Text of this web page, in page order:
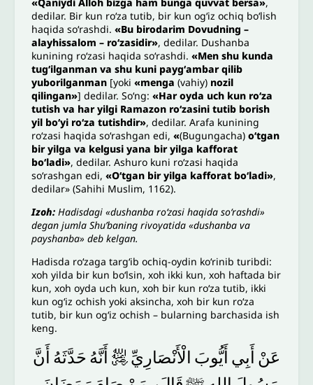
dedilar. Bir kun roʻza tutib, bir kun ogʻiz ochiq boʻlish
haqida soʻrashdi.«Bu birodarim Dovudning –
alayhissalom – roʻzasidir», dedilar. Dushanba
kunining roʻzasi haqida soʻrashdi.«Men shu kunda
tugʻilganman va shu kuni paygʻambar qilib
yuborilganman [yoki«menga (vahiy) nozil
qilingan»] dedilar. Soʻng:«Har oyda uch kun roʻza
tutish va har yilgi Ramazon roʻzasini tutib borish
yil boʻyi roʻza tutishdir», dedilar. Arafa kunining
roʻzasi haqida soʻrashgan edi,«(Bugungacha)oʻtgan
bir yilga va kelgusi yana bir yilga kafforat
boʻladi», dedilar. Ashuro kuni roʻzasi haqida
soʻrashgan edi,«Oʻtgan bir yilga kafforat boʻladi»,
dedilar» (Sahihi Muslim, 1162).
Izoh: Hadisdagi «dushanba roʻzasi haqida soʻrashdi»
degan jumla Shuʼbaning rivoyatida «dushanba va
payshanba» deb kelgan.
Hadisda roʻzaga targʻib ochiq-oydin koʻrinib turibdi:
xoh yilda bir kun boʻlsin, xoh ikki kun, xoh haftada bir
kun, xoh oyda uch kun, xoh bir kun roʻza tutib, ikki
kun ogʻiz ochish yoki aksincha, xoh bir kun roʻza
tutib, bir kun ogʻiz ochish – bularning barchasida ish
keng.
عَنْ أَبِي أَيُّوبَ الْأَنْصَارِيِّ﵁ أَنَّهُ حَدَّثَهُ أَنَّ